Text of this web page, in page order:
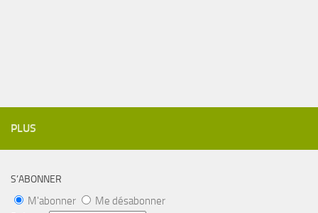
PLUS
S’ABONNER
M'abonner
Me désabonner